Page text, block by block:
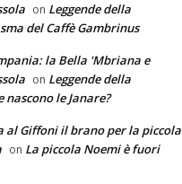
on Leggende della
del Caffè Gambrinus
la Bella 'Mbriana e
on Leggende della
le Janare?
al Giffoni il brano per la piccola
on La piccola Noemi è fuori